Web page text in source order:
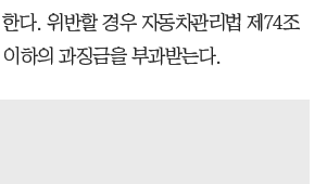
다. 위반할 경우 자동차관리법 제74조
하의 과징금을 부과받는다.